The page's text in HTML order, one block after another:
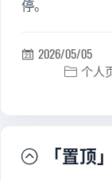
停。
 2026/05/05
 个人
 「置顶